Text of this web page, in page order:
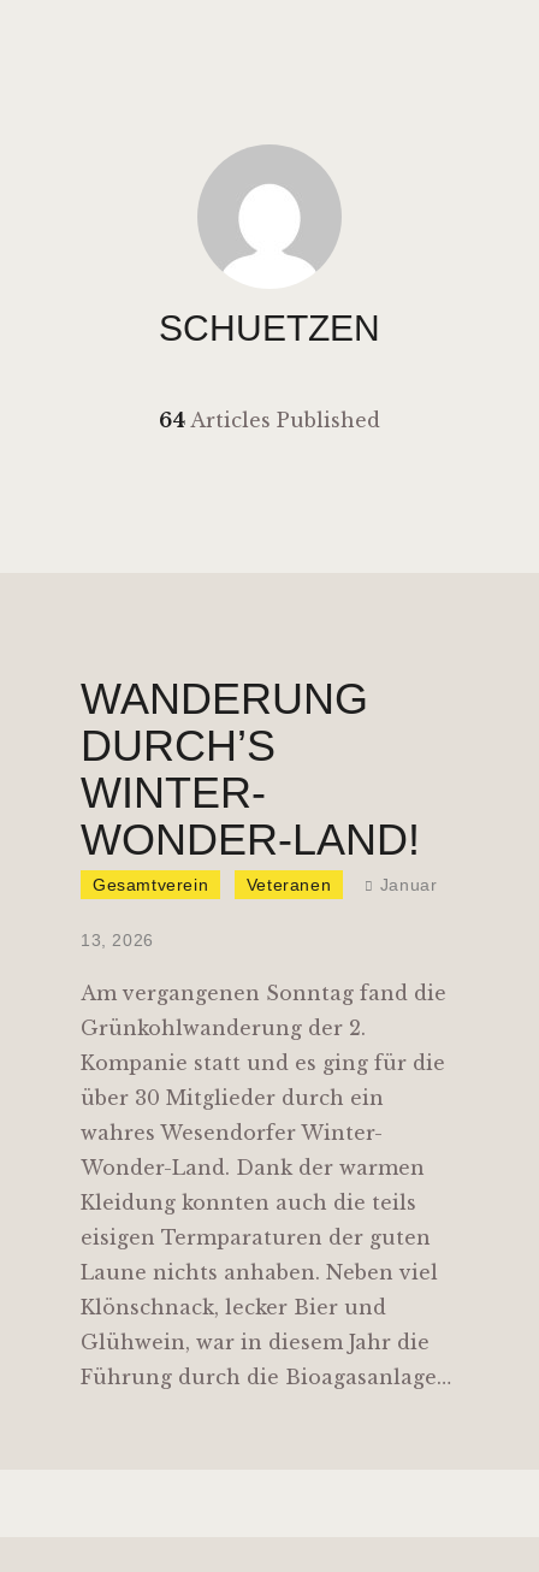
SCHUETZEN
64 Articles Published
WANDERUNG
DURCH’S
WINTER-
WONDER-LAND!
Gesamtverein Veteranen Januar
13, 2026
Am vergangenen Sonntag fand die
Grünkohlwanderung der 2.
Kompanie statt und es ging für die
über 30 Mitglieder durch ein
wahres Wesendorfer Winter-
Wonder-Land. Dank der warmen
Kleidung konnten auch die teils
eisigen Termparaturen der guten
Laune nichts anhaben. Neben viel
Klönschnack, lecker Bier und
Glühwein, war in diesem Jahr die
Führung durch die Bioagasanlage…